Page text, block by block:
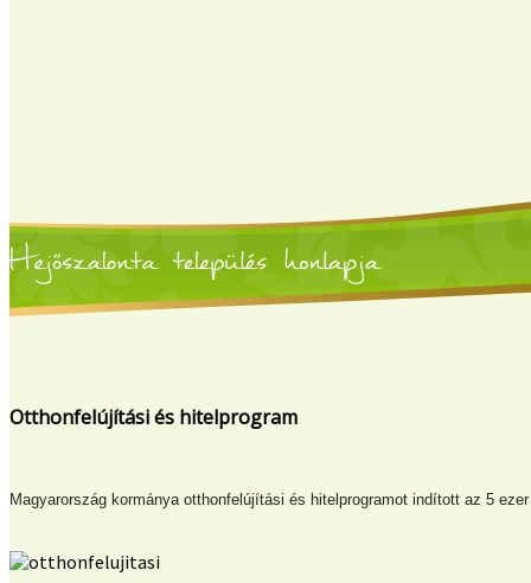
Otthonfelújítási és hitelprogram
Magyarország kormánya otthonfelújítási és hitelprogramot indított az 5